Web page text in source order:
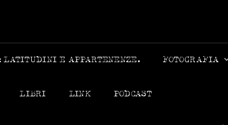
LATITUDINI E APPARTENENZE. FOTOGRAFIA
LIBRI LINK PODCAST